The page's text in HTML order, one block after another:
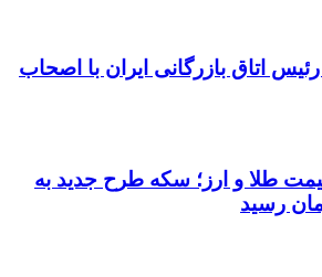
اتاق بازرگانی ایران با اصحاب
طلا و ارز؛ سکه طرح جدید به